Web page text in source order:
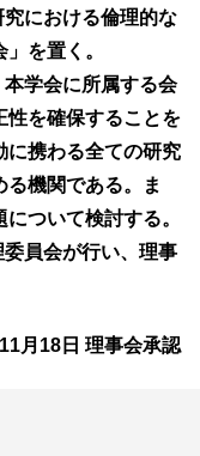
における倫理的な
を置く。
学会に所属する会
性を確保することを
に携わる全ての研究
機関である。ま
ついて検討する。
員会が行い、理事
月18日 理事会承認